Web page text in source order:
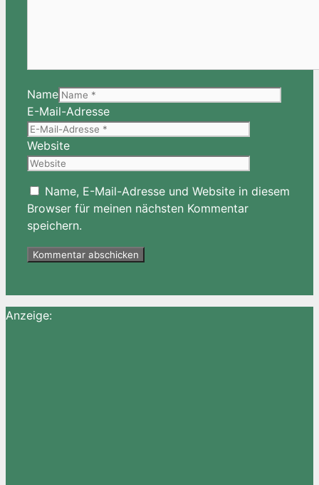
Name
E-Mail-Adresse
Website
Name, E-Mail-Adresse und Website in diesem
Browser für meinen nächsten Kommentar
speichern.
Anzeige: